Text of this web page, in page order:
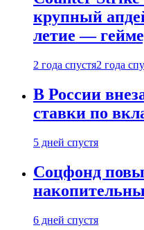
крупный
летие —
2 года спустя2 года
В России
ставки по
5 дней спустя
Соцфонд
6 дней спустя